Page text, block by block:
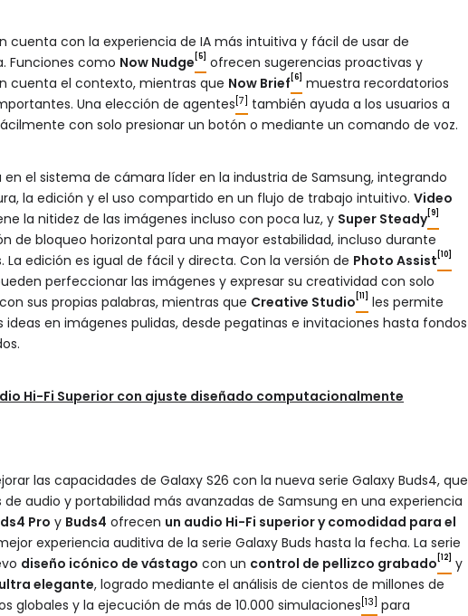
cuenta con la experiencia de IA más intuitiva y fácil de usar de
Funciones como Now Nudge [5] ofrecen sugerencias proactivas y
cuenta el contexto, mientras que Now Brief [6] muestra recordatorios
Una elección de agentes [7]
también ayuda a los usuarios a
con solo presionar un botón o mediante un comando de voz.
en el sistema de cámara líder en la industria de Samsung, integrando
la edición y el uso compartido en un flujo de trabajo intuitivo. Video
la nitidez de las imágenes incluso con poca luz, y Super Steady[9]
de bloqueo horizontal para una mayor estabilidad, incluso durante
edición es igual de fácil y directa. Con la versión de Photo Assist [10]
perfeccionar las imágenes y expresar su creatividad con solo
sus propias palabras, mientras que Creative Studio [11] les permite
en imágenes pulidas, desde pegatinas e invitaciones hasta fondos
Hi-Fi Superior con ajuste diseñado computacionalmente
las capacidades de Galaxy S26 con la nueva serie Galaxy Buds4, que
audio y portabilidad más avanzadas de Samsung en una experiencia
Pro y Buds4 ofrecen un audio Hi-Fi superior y comodidad para el
experiencia auditiva de la serie Galaxy Buds hasta la fecha. La serie
diseño icónico de vástago con un control de pellizco grabado [12] y
ultra elegante, logrado mediante el análisis de cientos de millones de
globales y la ejecución de más de 10.000 simulaciones [13] para